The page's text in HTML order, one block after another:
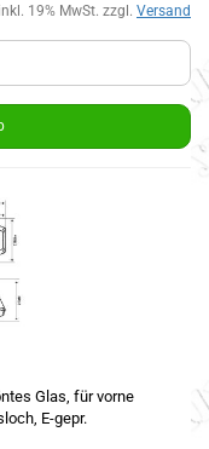
inkl. 19% MwSt. zzgl. Versand
Glas, für vorne
E-gepr.